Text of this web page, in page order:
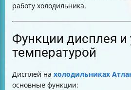
работу холодильника.
Функции дисплея и
температурой
Дисплей на холодильниках
основные функции: